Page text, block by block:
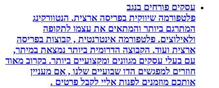
עסקים פורחים בנגב
פלטפורמה שיווקית בפריסה ארצית. הנטוורקינג
המתרגם ביותר והמתאים את עצמו לתקופה
ולאילוצים. פלטפורמה אינטרנטית , קבוצות בפריסה
ארצית ועוד. הקבוצה הדרומית ביותר נמצאת במיתר,
עם בעלי עסקים מגוונים ומקצועיים ביותר. בקרוב מאוד
חוזרים למפגשים הדו שבועיים שלנו , אם מעניין
אותכם מוזמנים לפנות אליי לקבל פרטים .